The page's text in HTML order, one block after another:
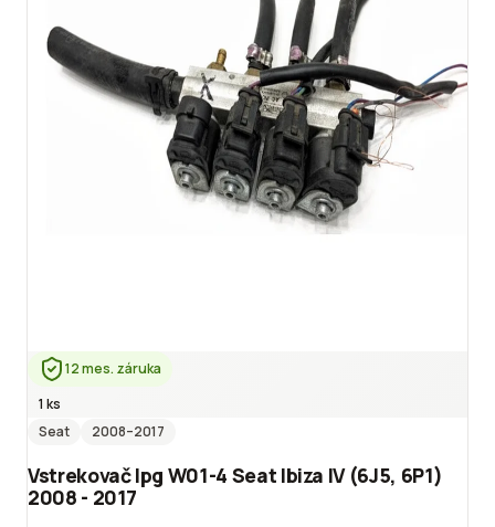
12 mes. záruka
1 ks
Seat
2008–2017
Vstrekovač lpg W01-4 Seat Ibiza IV (6J5, 6P1)
2008 - 2017